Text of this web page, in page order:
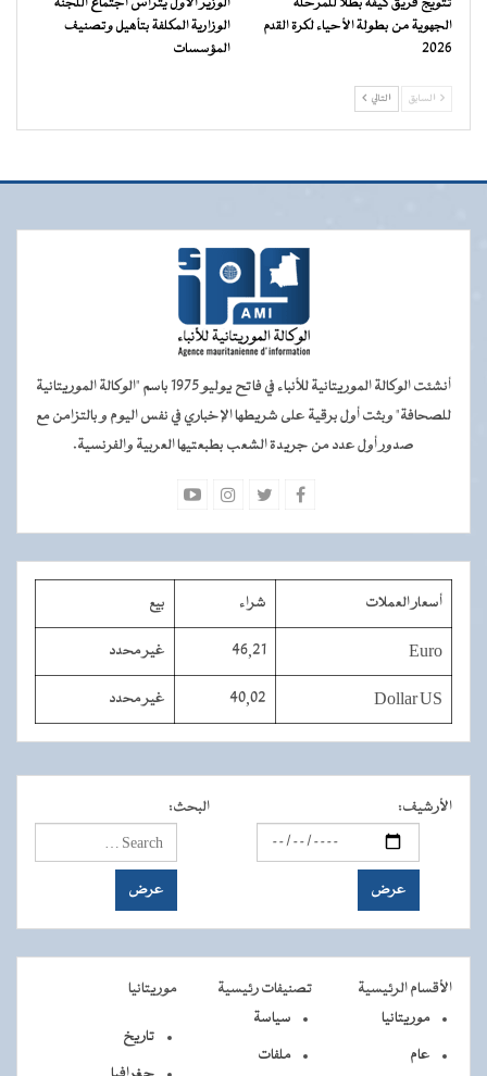
الجهوية من بطولة الأحياء لكرة القدم
2026
الوزارية المكلفة بتأهيل وتصنيف
المؤسسات
السابق التالي
أنشئت الوكالة الموريتانية للأنباء في فاتح يوليو 1975 باسم "الوكالة الموريتانية
للصحافة" وبثت أول برقية على شريطها الإخباري في نفس اليوم و بالتزامن مع
صدور أول عدد من جريدة الشعب بطبعتيها العربية والفرنسية.
أسعار العملات شراء بيع
Euro
46,21 غير محدد
Dollar US
40,02 غير محدد
الأرشيف: البحث:
الأقسام الرئيسية تصنيفات رئيسية
موريتانيا
موريتانيا
عام
سياسة
ملفات
تاريخ